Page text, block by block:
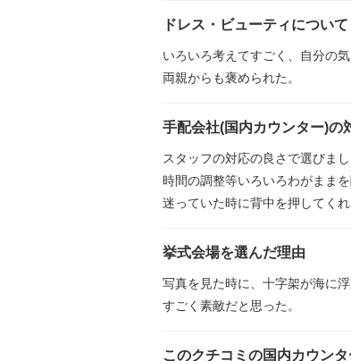
ドレス・ビューティについて
いろいろ考えてすごく、自分の
両親からも褒められた。
手配会社(国内カウンター)の
スタッフの対応の良さで選びまし
時間の調整等いろいろわがままを
迷っていた時に背中を押してくれ
挙式会場を選んだ理由
写真を見た時に、十字架が海に
すごく素敵だと思った。
このクチコミの国内カウンタ